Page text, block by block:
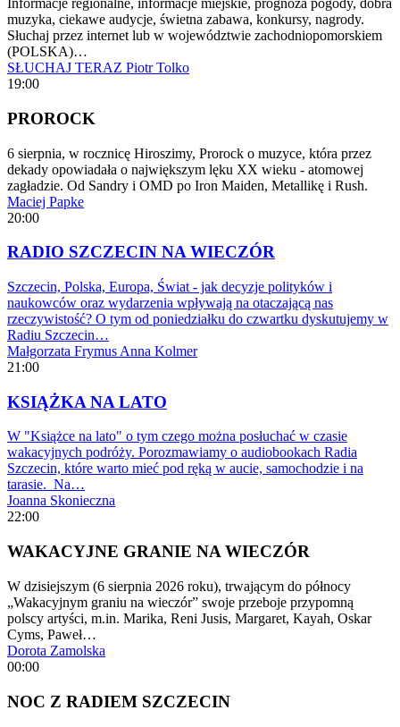
Informacje regionalne, informacje miejskie, prognoza pogody, dobra
muzyka, ciekawe audycje, świetna zabawa, konkursy, nagrody.
Słuchaj przez internet lub w województwie zachodniopomorskiem
(POLSKA)…
SŁUCHAJ TERAZ Piotr Tolko
19:00
PROROCK
6 sierpnia, w rocznicę Hiroszimy, Prorock o muzyce, która przez
dekady opowiadała o największym lęku XX wieku - atomowej
zagładzie. Od Sandry i OMD po Iron Maiden, Metallikę i Rush.
Maciej Papke
20:00
RADIO SZCZECIN NA WIECZÓR
Szczecin, Polska, Europa, Świat - jak decyzje polityków i
naukowców oraz wydarzenia wpływają na otaczającą nas
rzeczywistość? O tym od poniedziałku do czwartku dyskutujemy w
Radiu Szczecin…
Małgorzata Frymus Anna Kolmer
21:00
KSIĄŻKA NA LATO
W "Książce na lato" o tym czego można posłuchać w czasie
wakacyjnych podróży. Porozmawiamy o audiobookach Radia
Szczecin, które warto mieć pod ręką w aucie, samochodzie i na
tarasie. Na…
Joanna Skonieczna
22:00
WAKACYJNE GRANIE NA WIECZÓR
W dzisiejszym (6 sierpnia 2026 roku), trwającym do północy
„Wakacyjnym graniu na wieczór” swoje przeboje przypomną
polscy artyści, m.in. Marika, Reni Jusis, Margaret, Kayah, Oskar
Cyms, Paweł…
Dorota Zamolska
00:00
NOC Z RADIEM SZCZECIN